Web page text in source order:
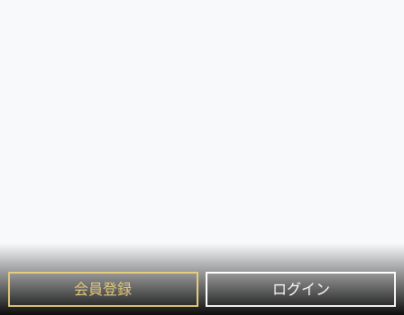
会員登録 ログイン